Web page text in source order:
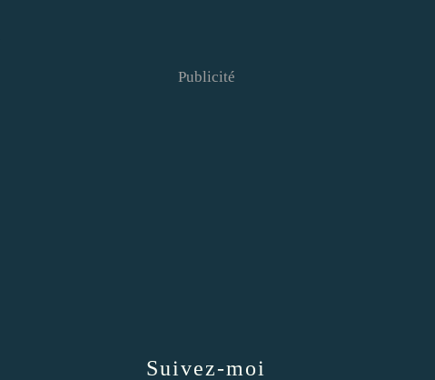
Suivez-moi
Publicité